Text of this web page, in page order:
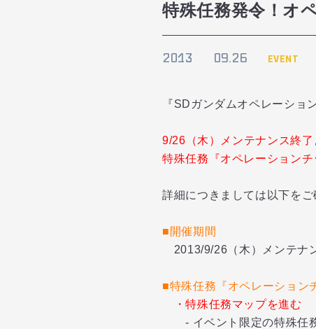
特殊任務発令！オ
2013 09.26 EVENT
『SDガンダムオペレーショ
9/26（木）メンテナンス終了
特殊任務『オペレーション
詳細につきましては以下をご
■開催期間
2013/9/26（木）メンテナ
■特殊任務『オペレーション
・特殊任務マップを進む
- イベント限定の特殊任